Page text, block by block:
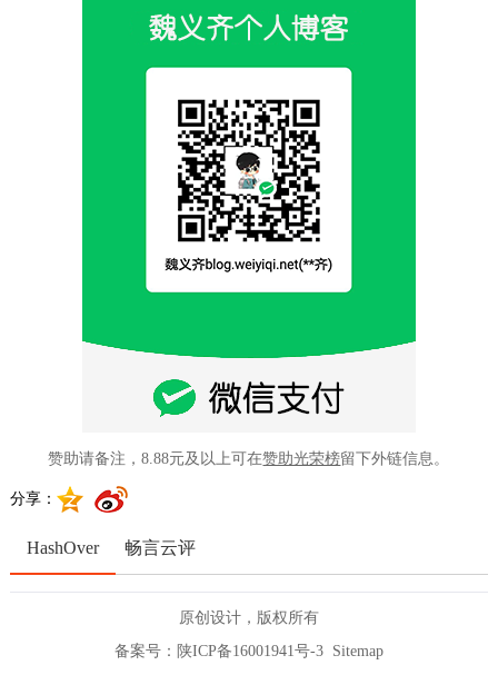
赞助请备注，8.88元及以上可在赞助光荣榜留下外链信息。
分享：
HashOver 畅言云评
原创设计，版权所有
备案号： 陕ICP备16001941号-3 Sitemap